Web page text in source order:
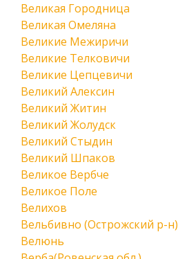
Великая Городница
Великая Омеляна
Великие Межиричи
Великие Телковичи
Великие Цепцевичи
Великий Алексин
Великий Житин
Великий Жолудск
Великий Стыдин
Великий Шпаков
Великое Вербче
Великое Поле
Велихов
Вельбивно (Острожский р-н)
Велюнь